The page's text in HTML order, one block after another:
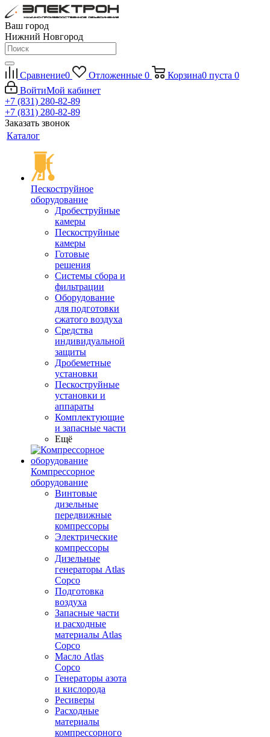
Ваш город
Нижний Новгород
Сравнение0 Отложенные 0 Корзина0 пуста 0
ВойтиМой кабинет
+7 (831) 280-82-89
+7 (831) 280-82-89
Заказать звонок
Каталог
Пескоструйное
оборудование
Дробеструйные
камеры
Пескоструйные
камеры
Готовые
решения
Системы сбора и
фильтрации
Оборудование
для подготовки
сжатого воздуха
Средства
индивидуальной
защиты
Дробеметные
установки
Пескоструйные
установки и
аппараты
Комплектующие
и запасные части
Ещё
Компрессорное
оборудование
Винтовые
дизельные
передвижные
компрессоры
Электрические
компрессоры
Дизельные
генераторы Atlas
Copco
Подготовка
воздуха
Запасные части
и расходные
материалы Atlas
Copco
Масло Atlas
Copco
Генераторы азота
и кислорода
Ресиверы
Расходные
материалы
компрессорного